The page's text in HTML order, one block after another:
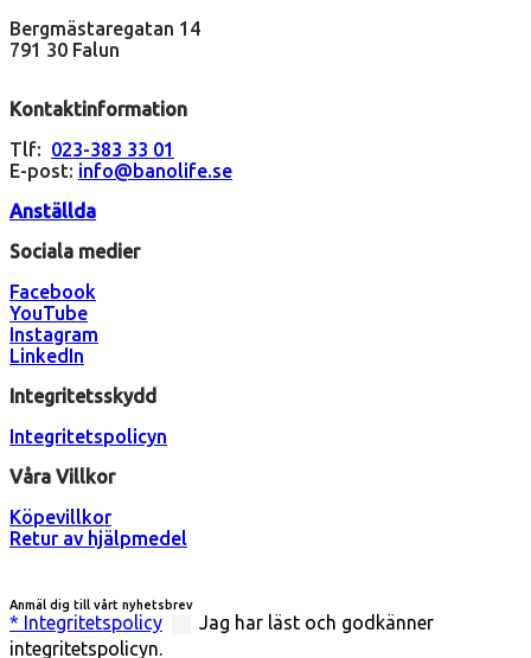
Bergmästaregatan 14
791 30 Falun
Kontaktinformation
Tlf: 023-383 33 01
E-post: info@banolife.se
Anställda
Sociala medier
Facebook
YouTube
Instagram
LinkedIn
Integritetsskydd
Integritetspolicyn
Våra Villkor
Köpevillkor
Retur av hjälpmedel
Anmäl dig till vårt nyhetsbrev
* Integritetspolicy
Jag har läst och godkänner
integritetspolicyn.